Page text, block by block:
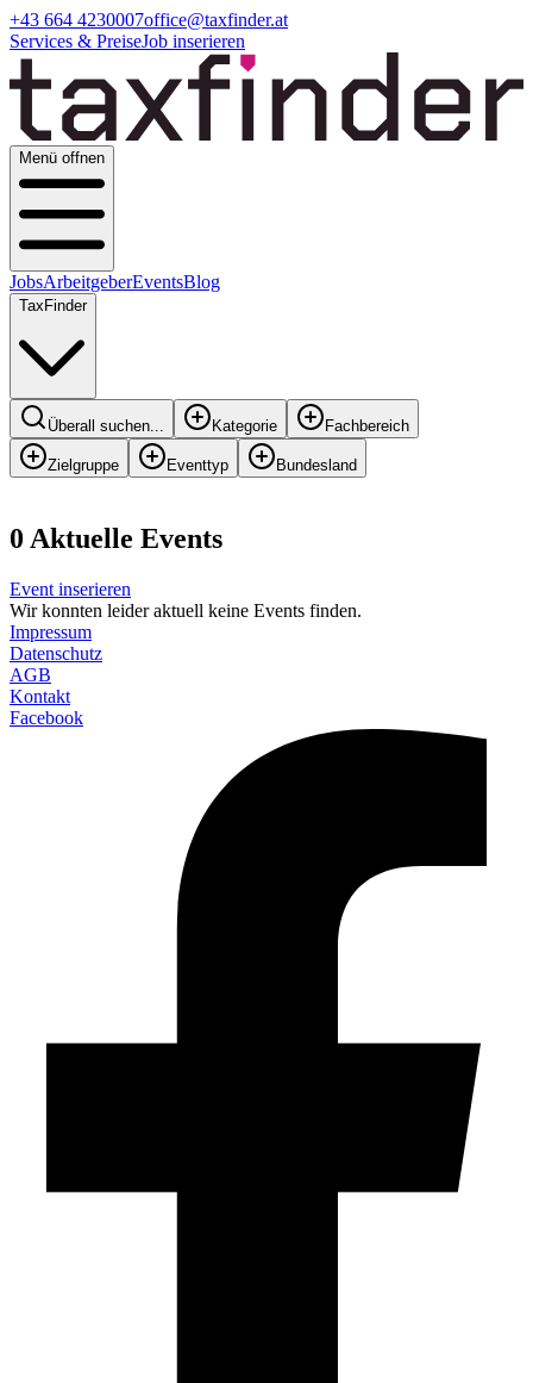
+43 664 4230007office@taxfinder.at
Services & PreiseJob inserieren
Menü offnen
JobsArbeitgeberEventsBlog
TaxFinder
Überall suchen... Kategorie Fachbereich
Zielgruppe Eventtyp Bundesland
0 Aktuelle Events
Event inserieren
Wir konnten leider aktuell keine Events finden.
Impressum
Datenschutz
AGB
Kontakt
Facebook